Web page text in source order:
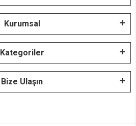
Kurumsal
Kategoriler
Bize Ulaşın